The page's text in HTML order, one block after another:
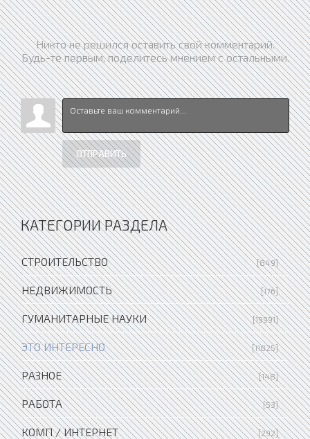
Никто не решился оставить свой комментарий.
Будь-те первым, поделитесь мнением с остальными.
ОТПРАВИТЬ
КАТЕГОРИИ РАЗДЕЛА
СТРОИТЕЛЬСТВО [849]
НЕДВИЖИМОСТЬ [176]
ГУМАНИТАРНЫЕ НАУКИ [19991]
ЭТО ИНТЕРЕСНО [11825]
РАЗНОЕ [148]
РАБОТА [53]
КОМП / ИНТЕРНЕТ [292]